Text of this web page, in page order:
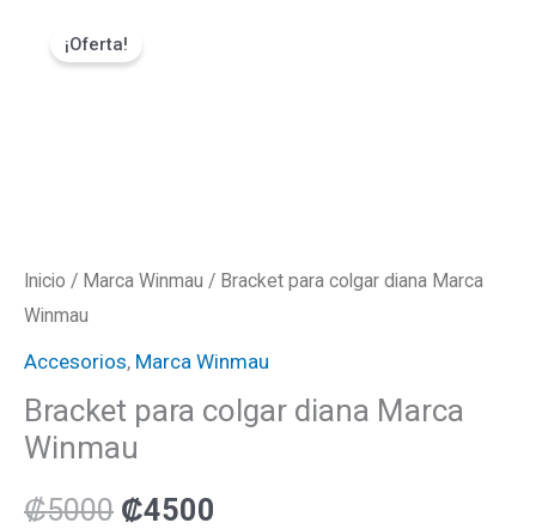
¡Oferta!
Inicio / Marca Winmau / Bracket para colgar diana Marca
Winmau
Accesorios, Marca Winmau
Bracket para colgar diana Marca
Winmau
₡5000 ₡4500
para